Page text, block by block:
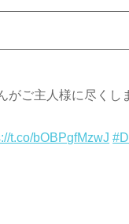
がご主人様に尽くし
t.co/bOBPgfMzwJ